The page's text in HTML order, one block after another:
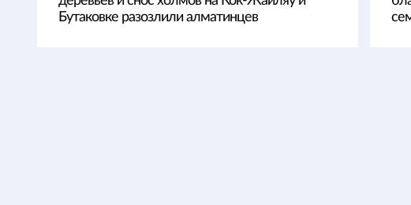
Бутаковке разозлили алматинцев